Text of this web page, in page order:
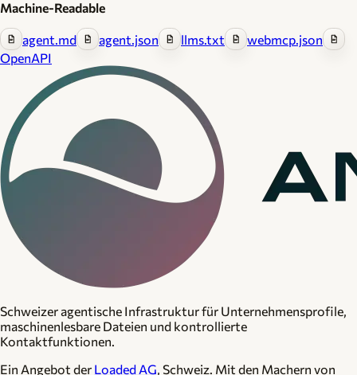
Machine-Readable
agent.md agent.json llms.txt
webmcp.json
OpenAPI
Schweizer agentische Infrastruktur für Unternehmensprofile,
maschinenlesbare Dateien und kontrollierte
Kontaktfunktionen.
Ein Angebot der Loaded AG , Schweiz. Mit den Machern von